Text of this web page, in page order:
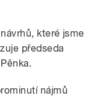
které jsme
předseda
nájmů